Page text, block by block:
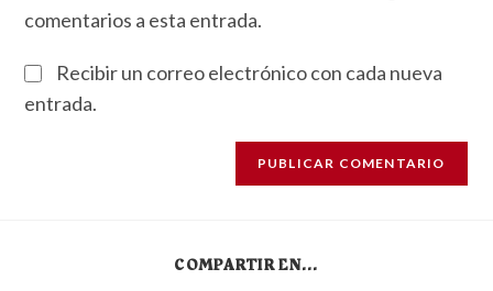
comentarios a esta entrada.
Recibir un correo electrónico con cada nueva
entrada.
COMPARTIR EN...